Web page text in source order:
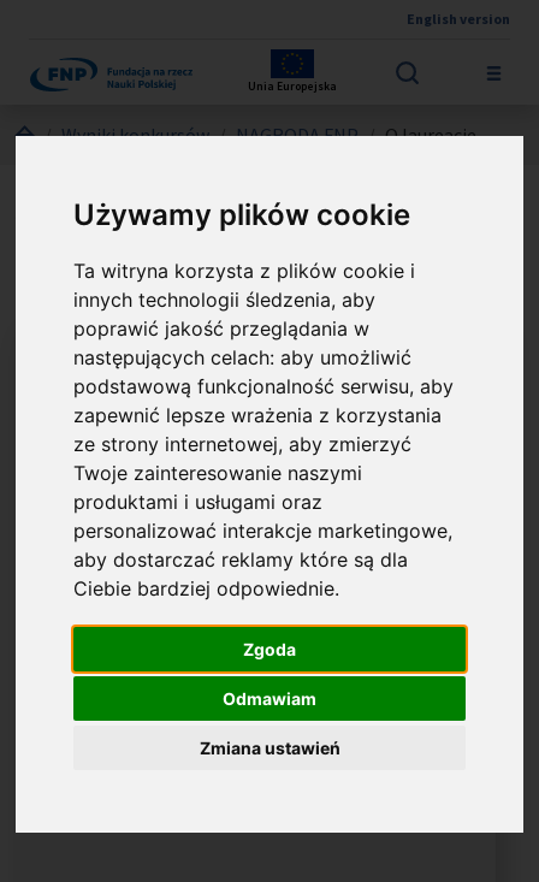
Używamy plików cookie
Ta witryna korzysta z plików cookie i
innych technologii śledzenia, aby
poprawić jakość przeglądania w
następujących celach:aby umożliwić
podstawową funkcjonalność serwisu,aby
zapewnić lepsze wrażenia z korzystania
ze strony internetowej,aby zmierzyć
Twoje zainteresowanie naszymi
produktami i usługami oraz
personalizować interakcje marketingowe,
aby dostarczać reklamy które są dla
Ciebie bardziej odpowiednie.
Zgoda
Odmawiam
Zmiana ustawień
English version
Unia Europejska
Jesteś tutaj:
Wyniki konkursów NAGRODA FNP O laureacie
doc. dr hab. inż. Andrzej L.
Sobolewski